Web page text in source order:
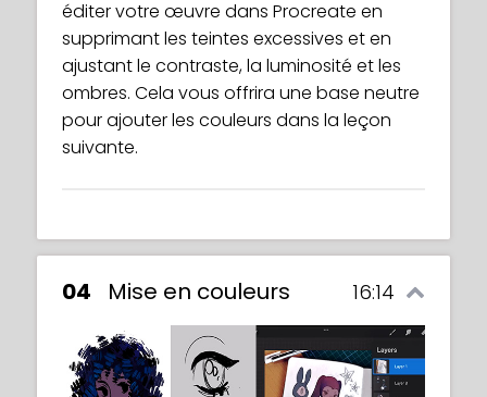
éditer votre œuvre dans Procreate en
supprimant les teintes excessives et en
ajustant le contraste, la luminosité et les
ombres. Cela vous offrira une base neutre
pour ajouter les couleurs dans la leçon
suivante.
04 Mise en couleurs 16:14